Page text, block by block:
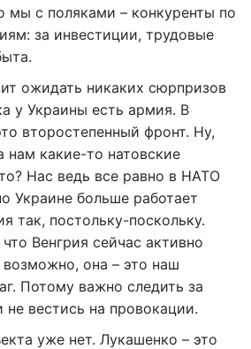
мы с поляками – конкуренты по
за инвестиции, трудовые
ожидать никаких сюрпризов
у Украины есть армия. В
второстепенный фронт. Ну,
нам какие-то натовские
Нас ведь все равно в НАТО
Украине больше работает
так, постольку-поскольку.
Венгрия сейчас активно
она – это наш
Потому важно следить за
вестись на провокации.
уже нет. Лукашенко – это